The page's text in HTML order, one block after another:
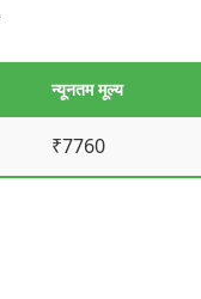
न्यूनतम मूल्य
₹7760